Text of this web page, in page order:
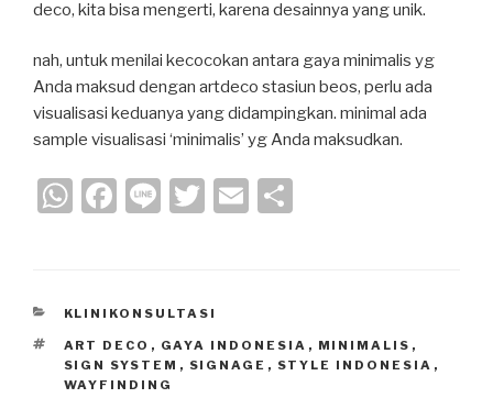
deco, kita bisa mengerti, karena desainnya yang unik.
nah, untuk menilai kecocokan antara gaya minimalis yg
Anda maksud dengan artdeco stasiun beos, perlu ada
visualisasi keduanya yang didampingkan. minimal ada
sample visualisasi ‘minimalis’ yg Anda maksudkan.
W
s
A
p
F
e
b
o
Li T
er
E
CATEGORIES
KLINIKONSULTASI
TAGS
ART DECO , GAYA INDONESIA , MINIMALIS ,
SIGN SYSTEM , SIGNAGE , STYLE INDONESIA ,
WAYFINDING